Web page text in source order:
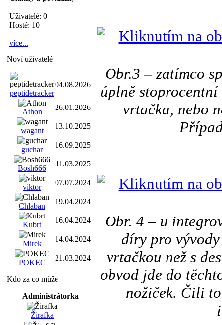
Uživatelé: 0
Hosté: 10
více...
Noví uživatelé
peptidetracker
04.08.2026
Athon
26.01.2026
wagant
13.10.2025
guchar
16.09.2025
Bosh666
11.03.2025
viktor
07.07.2024
Chlaban
19.04.2024
Kubrt
16.04.2024
Mirek
14.04.2024
POKEC
21.03.2024
Kdo za co může
Administrátorka
Žirafka
Obr.3 – zatímco
úplně
vrtačka, nebo
Obr. 4 – u
díry pro vývody
vrtačkou než s
obvod jde do
nožiček. Čili